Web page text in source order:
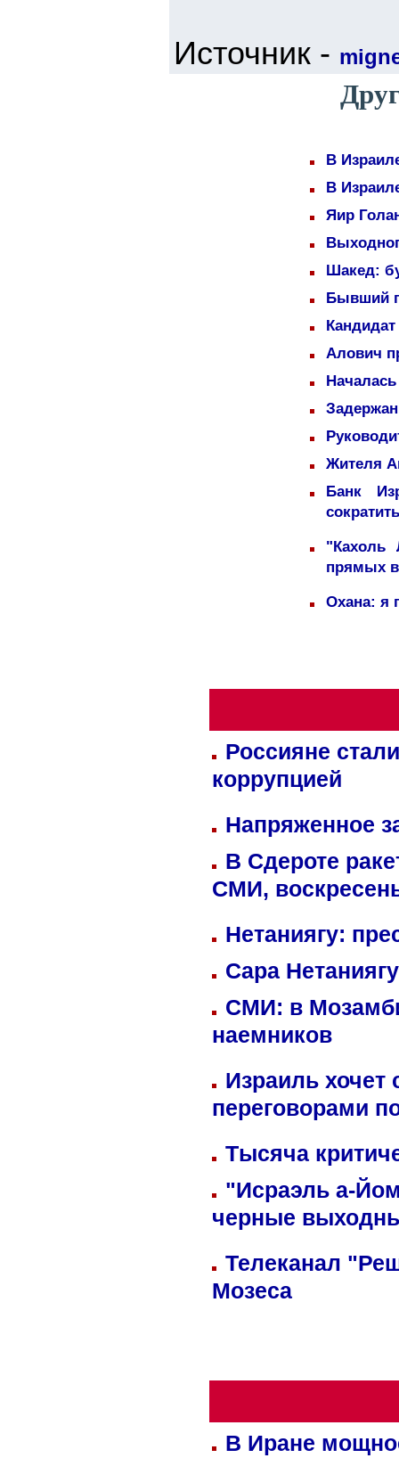
Источник -
В
В
Яир
Шакед:
Бывший
Алович
Жителя
Банк
"Кахоль
прямых
Охана: я
Россияне
коррупцией
Напряженное
В Сдероте
СМИ,
Нетаниягу:
Сара
СМИ: в
наемников
Израиль хочет
переговорами
Тысяча
"Исраэль а-
черные
Телеканал
Мозеса
В Иране